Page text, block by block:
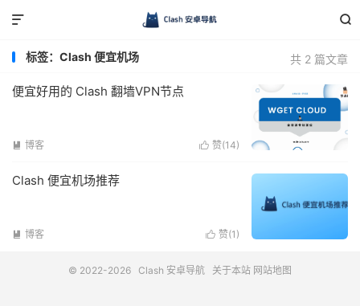


共 2 篇文章
标签：Clash 便宜机场
便宜好用的 Clash 翻墙VPN节点
 赞(14)
 博客
Clash 便宜机场推荐
 赞(1 )
 博客
© 2022-2026 Clash 安卓导航 关于本站 网站地图